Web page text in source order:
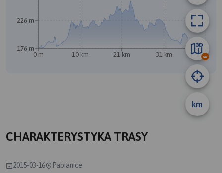
km
0 m 10 km 21 km 31 km 42 km
176 m
226 m
CHARAKTERYSTYKA TRASY
2015-03-16 Pabianice